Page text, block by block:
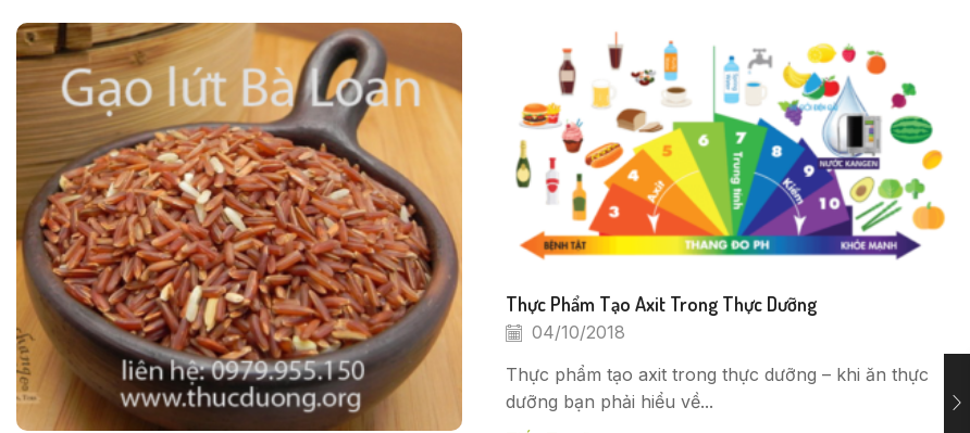
Thực Phẩm Tạo Axit Trong Thực Dưỡng
04/10/2018
Thực phẩm tạo axit trong thực dưỡng – khi ăn thực
dưỡng bạn phải hiểu về...